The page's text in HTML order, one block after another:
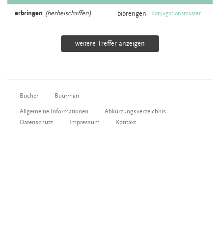
erbringen (herbeischaffen) bibrengen Konjugationsmuster
weitere Treffer anzeigen
Bücher Buurman
Allgemeine Informationen
Abkürzungsverzeichnis
Datenschutz
Impressum Kontakt